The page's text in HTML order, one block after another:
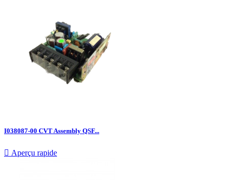
I038087-00 CVT Assembly QSF...
 Aperçu rapide